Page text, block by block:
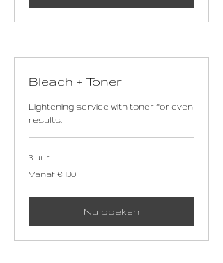
Bleach + Toner
Lightening service with toner for even
results.
3 uur
130
Vanaf € 130
Nu boeken